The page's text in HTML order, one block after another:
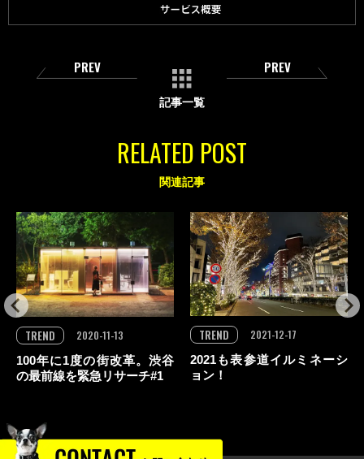
PREV
記事一覧
PREV
RELATED POST
関連記事
100年に1度の街改革。渋谷
の最前線を緊急リサーチ#1
TREND
2020-11-13
2021も表参道イルミネーシ
ョン！
TREND 2021-12-17